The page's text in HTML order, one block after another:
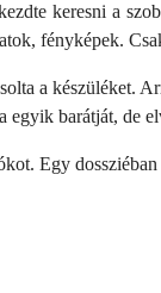
keresni a
fényképek.
a készüléket.
barátját, de
Egy